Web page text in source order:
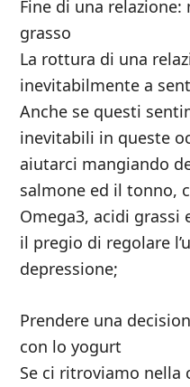
Fine di una
grasso
La rottura di una
inevitabilmente a
Anche se questi
inevitabili in queste
aiutarci mangiando
salmone ed il tonno,
Omega3, acidi grassi
il pregio di regolare
depressione;
Prendere una
con lo yogurt
Se ci ritroviamo nella